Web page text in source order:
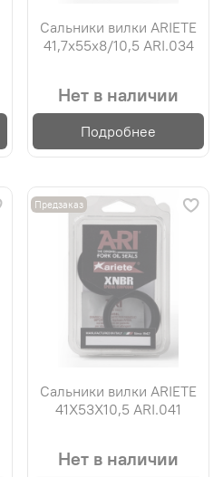
Сальники вилки ARIETE
41,7х55х8/10,5 ARI.034
Нет в наличии
Подробнее
Предзаказ
Сальники вилки ARIETE
41X53X10,5 ARI.041
Нет в наличии